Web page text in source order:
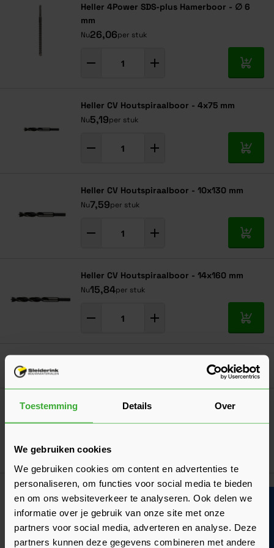
Toestemming Details Over
We gebruiken cookies
We gebruiken cookies om content en advertenties te
personaliseren, om functies voor social media te bieden
en om ons websiteverkeer te analyseren. Ook delen we
informatie over je gebruik van onze site met onze
partners voor social media, adverteren en analyse. Deze
partners kunnen deze gegevens combineren met andere
Heller 4Power SDS-plus Hamerboor - ∅ 6
mm
Nu26,06per stuk
In
Heller CV Houtspiraalboor - 4x75 mm
Nu5,19per stuk
In
Heller CV Houtspiraalboor - 10x130 mm
Nu7,59per stuk
In
Heller CV Houtspiraalboor - 14x160 mm
Nu15,84per stuk
In
Heller Platte Freesboor - 25x152 mm
13,96
Heller CV Houtspiraalboor - 7x110 mm
Nu7,10per stuk
In